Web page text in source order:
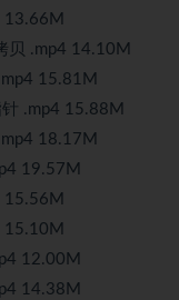
13.66M
贝 .mp4 14.10M
15.81M
.mp4 15.88M
18.17M
19.57M
15.56M
15.10M
12.00M
14.38M